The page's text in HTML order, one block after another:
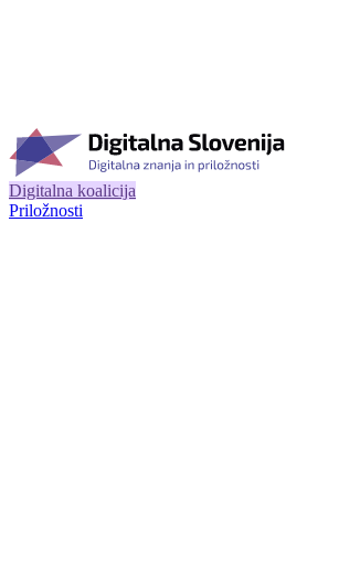
Digitalna koalicija
Priložnosti